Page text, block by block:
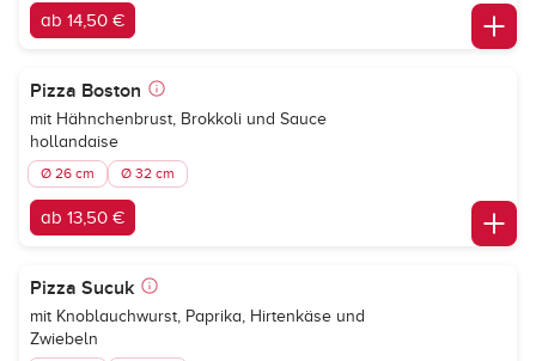
ab 14,50 €
Pizza Boston
mit Hähnchenbrust, Brokkoli und Sauce
hollandaise
Ø 26 cm Ø 32 cm
ab 13,50 €
Pizza Sucuk
mit Knoblauchwurst, Paprika, Hirtenkäse und
Zwiebeln